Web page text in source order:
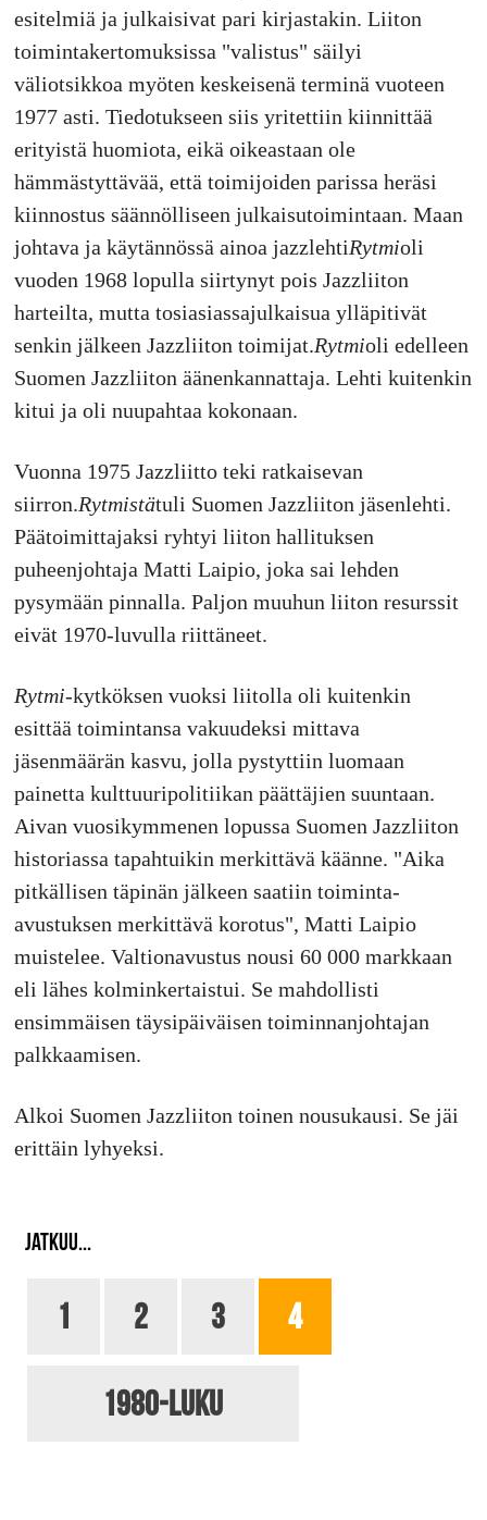
esitelmiä ja julkaisivat pari kirjastakin. Liiton
toimintakertomuksissa "valistus" säilyi
väliotsikkoa myöten keskeisenä terminä vuoteen
1977 asti. Tiedotukseen siis yritettiin kiinnittää
erityistä huomiota, eikä oikeastaan ole
hämmästyttävää, että toimijoiden parissa heräsi
kiinnostus säännölliseen julkaisutoimintaan. Maan
johtava ja käytännössä ainoa jazzlehtiRytmioli
vuoden 1968 lopulla siirtynyt pois Jazzliiton
harteilta, mutta tosiasiassajulkaisua ylläpitivät
senkin jälkeen Jazzliiton toimijat.Rytmioli edelleen
Suomen Jazzliiton äänenkannattaja. Lehti kuitenkin
kitui ja oli nuupahtaa kokonaan.
Vuonna 1975 Jazzliitto teki ratkaisevan
siirron.Rytmistätuli Suomen Jazzliiton jäsenlehti.
Päätoimittajaksi ryhtyi liiton hallituksen
puheenjohtaja Matti Laipio, joka sai lehden
pysymään pinnalla. Paljon muuhun liiton resurssit
eivät 1970-luvulla riittäneet.
Rytmi-kytköksen vuoksi liitolla oli kuitenkin
esittää toimintansa vakuudeksi mittava
jäsenmäärän kasvu, jolla pystyttiin luomaan
painetta kulttuuripolitiikan päättäjien suuntaan.
Aivan vuosikymmenen lopussa Suomen Jazzliiton
historiassa tapahtuikin merkittävä käänne. "Aika
pitkällisen täpinän jälkeen saatiin toiminta-
avustuksen merkittävä korotus", Matti Laipio
muistelee. Valtionavustus nousi 60 000 markkaan
eli lähes kolminkertaistui. Se mahdollisti
ensimmäisen täysipäiväisen toiminnanjohtajan
palkkaamisen.
Alkoi Suomen Jazzliiton toinen nousukausi. Se jäi
erittäin lyhyeksi.
JATKUU...
1 2 3 4
1980-luku